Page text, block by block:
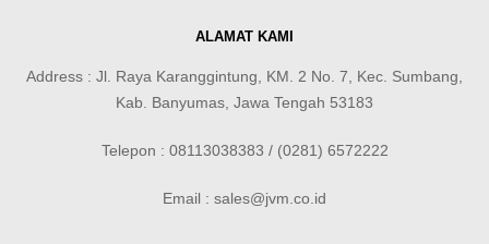
ALAMAT KAMI
Address : Jl. Raya Karanggintung, KM. 2 No. 7, Kec. Sumbang,
Kab. Banyumas, Jawa Tengah 53183
Telepon : 08113038383 / (0281) 6572222
Email : sales@jvm.co.id